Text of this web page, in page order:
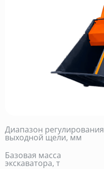
Диапазон регулирования
выходной щели, мм
Базовая масса
экскаватора, т